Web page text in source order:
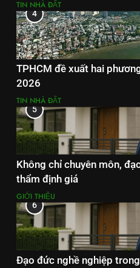
TIN NHÀ ĐẤT
4
TPHCM đề xuất hai
2026
TIN NHÀ ĐẤT
5
Không chỉ chuyên môn,
thẩm định giá
GIỚI THIỆU
6
Đạo đức nghề nghiệp